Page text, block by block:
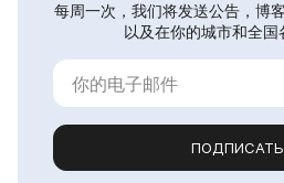
每周一次，我们将发送公告，博
以及在你的城市和全国